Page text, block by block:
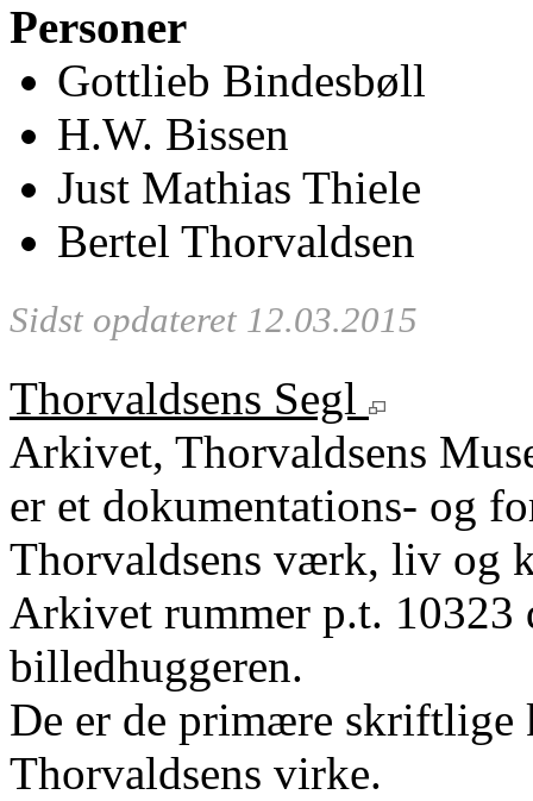
Personer
Gottlieb Bindesbøll
H.W. Bissen
Just Mathias Thiele
Bertel Thorvaldsen
Sidst opdateret 12.03.2015
Thorvaldsens Segl
Arkivet, Thorvaldsens
er et dokumentations- og
Thorvaldsens værk, liv og
Arkivet rummer p.t.
billedhuggeren.
De er de primære
Thorvaldsens virke.